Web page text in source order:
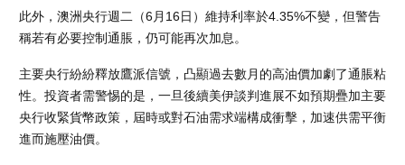
此外，澳洲央行週二（6月16日）維持利率於4.35%不變，但警告
稱若有必要控制通脹，仍可能再次加息。
主要央行紛紛釋放鷹派信號，凸顯過去數月的高油價加劇了通脹粘
性。投資者需警惕的是，一旦後續美伊談判進展不如預期疊加主要
央行收緊貨幣政策，屆時或對石油需求端構成衝擊，加速供需平衡
進而施壓油價。